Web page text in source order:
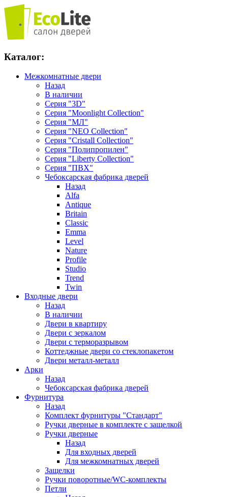
Каталог:
Межкомнатные двери
Назад
В наличии
Серия "3D"
Серия "Moonlight Collection"
Серия "МЛ"
Серия "NEO Collection"
Серия "Cristall Collection"
Серия "Полипропилен"
Серия "Liberty Collection"
Серия "ПВХ"
Чебоксарская фабрика дверей
Назад
Alfa
Antique
Britain
Classic
Emma
Level
Nature
Profile
Studio
Trend
Twin
Входные двери
Назад
В наличии
Двери в квартиру
Двери с зеркалом
Двери с терморазрывом
Коттеджные двери со стеклопакетом
Двери металл-металл
Арки
Назад
Чебоксарская фабрика дверей
Фурнитура
Назад
Комплект фурнитуры "Стандарт"
Ручки дверные в комплекте с защелкой
Ручки дверные
Назад
Для входных дверей
Для межкомнатных дверей
Защелки
Ручки поворотные/WC-комплекты
Петли